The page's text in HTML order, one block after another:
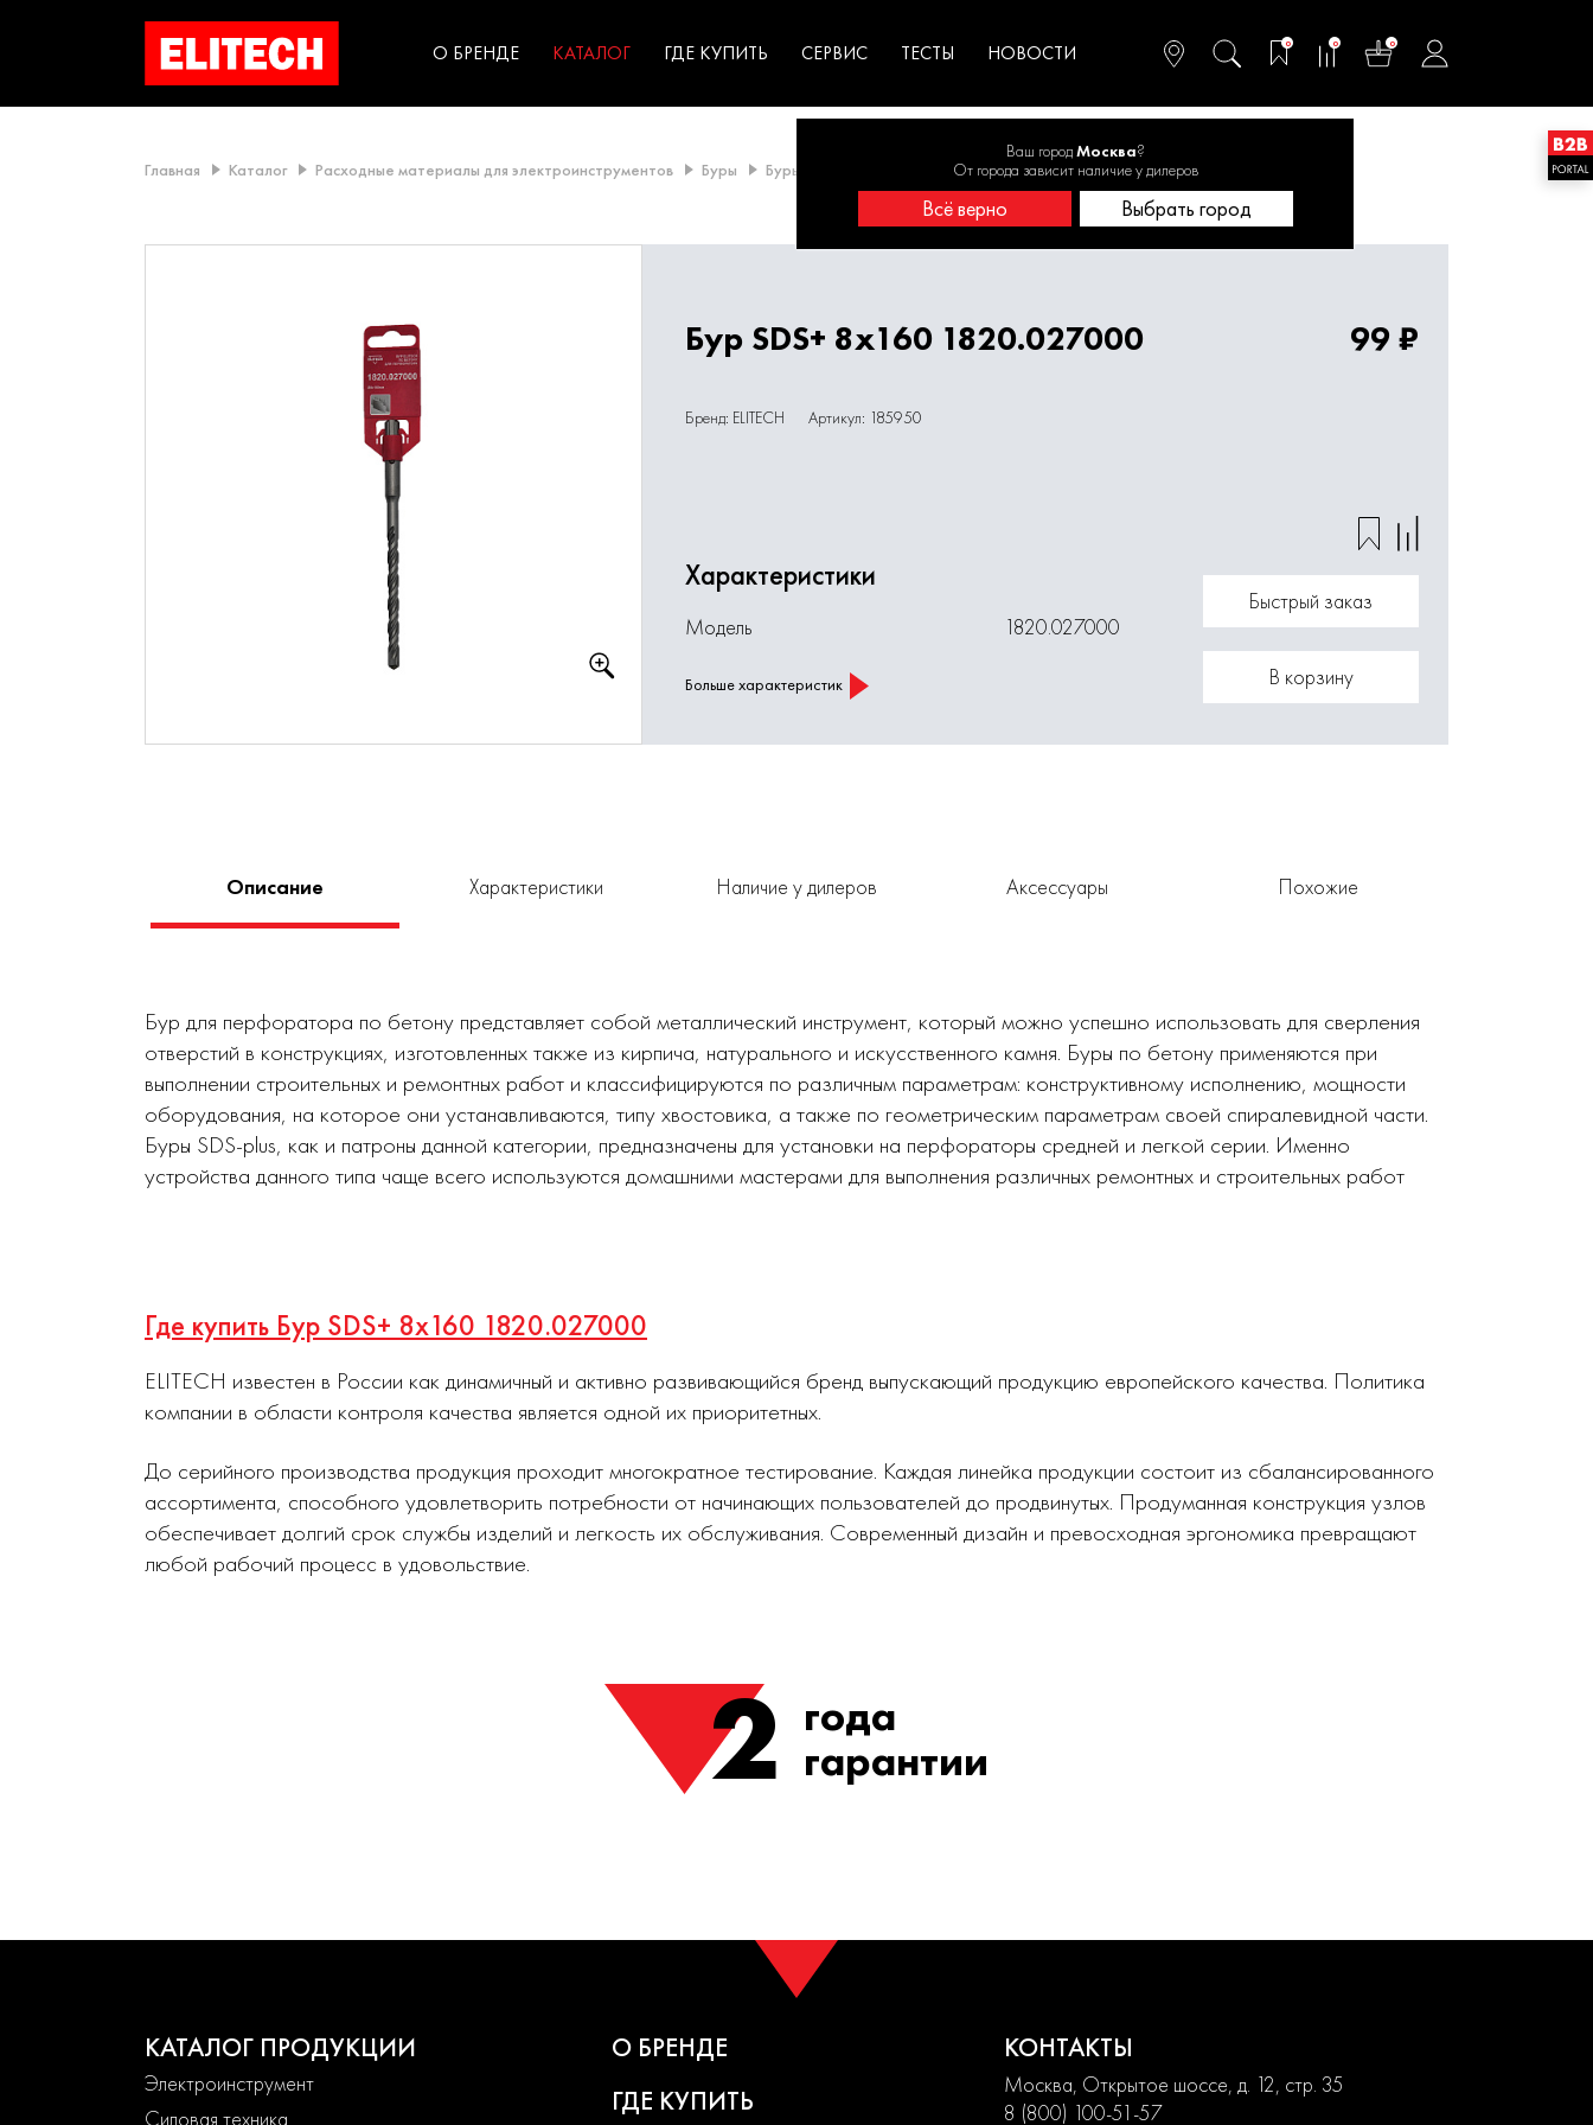
О БРЕНДЕ КАТАЛОГ садоводства
ГДЕ КУПИТЬ СЕРВИС ТЕСТЫ НОВОСТИ 0 0 0
Ваш городМосква?
От города зависит наличие у дилеров
Всё верно Выбрать город
Главная Каталог Расходные материалы для электроинструментов Буры Буры SDS-Plus Буры 7 - 8 мм Длина 160 мм Бур SDS+ 8х160 1820.027000
Бур SDS+ 8х160 1820.027000
Бренд: ELITECH Артикул: 185950
99 ₽
Характеристики
Модель 1820.027000
Больше характеристик
Быстрый заказ
В корзину
Описание Характеристики Наличие у дилеров Аксессуары Похожие
Бур для перфоратора по бетону представляет собой металлический инструмент, который можно успешно использовать для сверления
отверстий в конструкциях, изготовленных также из кирпича, натурального и искусственного камня. Буры по бетону применяются при
выполнении строительных и ремонтных работ и классифицируются по различным параметрам: конструктивному исполнению, мощности
оборудования, на которое они устанавливаются, типу хвостовика, а также по геометрическим параметрам своей спиралевидной части.
Буры SDS-plus, как и патроны данной категории, предназначены для установки на перфораторы средней и легкой серии. Именно
устройства данного типа чаще всего используются домашними мастерами для выполнения различных ремонтных и строительных работ
Где купить Бур SDS+ 8х160 1820.027000
ELITECH известен в России как динамичный и активно развивающийся бренд выпускающий продукцию европейского качества. Политика
компании в области контроля качества является одной их приоритетных.
До серийного производства продукция проходит многократное тестирование. Каждая линейка продукции состоит из сбалансированного
ассортимента, способного удовлетворить потребности от начинающих пользователей до продвинутых. Продуманная конструкция узлов
обеспечивает долгий срок службы изделий и легкость их обслуживания. Современный дизайн и превосходная эргономика превращают
любой рабочий процесс в удовольствие.
2 года
гарантии
КАТАЛОГ ПРОДУКЦИИ
Электроинструмент
Силовая техника
О БРЕНДЕ
ГДЕ КУПИТЬ
КОНТАКТЫ
Москва, Открытое шоссе, д. 12, стр. 35
8 (800) 100-51-57